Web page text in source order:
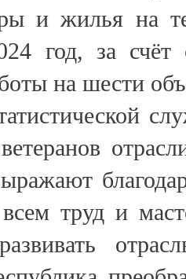
и жилья на
год, за
на шести
труд и